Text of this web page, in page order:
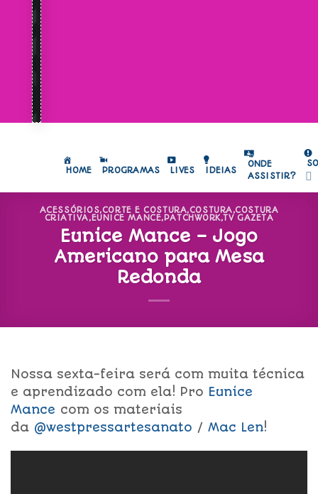
HOME PROGRAMAS LIVES IDEIAS
ONDE
ASSISTIR?
ACESSÓRIOS,CORTE E COSTURA,COSTURA,COSTURA
CRIATIVA, EUNICE MANCE, PATCHWORK,TV GAZETA
Eunice Mance – Jogo
Americano para Mesa
Redonda
Nossa sexta-feira será com muita técnica
e aprendizado com ela! Pro Eunice
Mance com os materiais
da @westpressartesanato / Mac Len!